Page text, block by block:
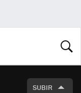
SUBIR